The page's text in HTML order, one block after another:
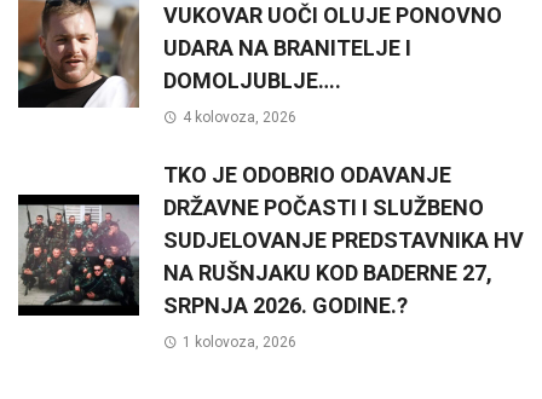
VUKOVAR UOČI OLUJE PONOVNO
UDARA NA BRANITELJE I
DOMOLJUBLJE….
4 kolovoza, 2026
TKO JE ODOBRIO ODAVANJE
DRŽAVNE POČASTI I SLUŽBENO
SUDJELOVANJE PREDSTAVNIKA HV
NA RUŠNJAKU KOD BADERNE 27,
SRPNJA 2026. GODINE.?
1 kolovoza, 2026